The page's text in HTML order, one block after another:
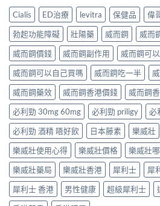
Cialis ED治療 levitra 保健品 偉
勃起功能障礙
壯陽藥 威而鋼 威而
威而鋼價錢
威而鋼副作用
威而鋼可
威而鋼可以自己買嗎
威而鋼吃一半
威而鋼藥效
威而鋼香港價錢 威而鋼
必利勁 30mg 60mg
必利勁 priligy
必
必利勁 酒精 唔好飲
日本藤素 樂威壯
樂威壯使用心得
樂威壯價格 樂威壯
樂威壯藥局
樂威壯香港 犀利士 犀
犀利士 香港
男性健康 超級犀利士